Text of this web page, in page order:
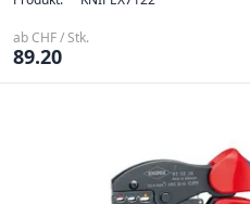
ab CHF / Stk.
89.20